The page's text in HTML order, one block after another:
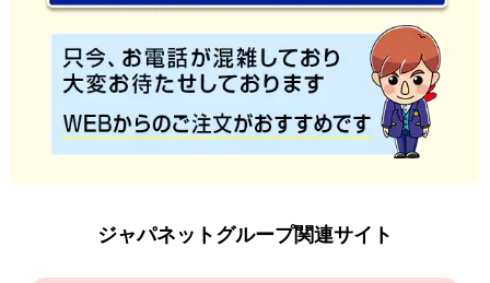
安心して使えます
他に電子レンジや炊飯器を購入しましたが同じ色で統一したた
めとても良い雰囲気です。頻繁に使用するので焼き具合の他に
安心して使えるかどうかが一番重要。とても良いです。
操作が簡単！
ジャパネットグループ関連サイト